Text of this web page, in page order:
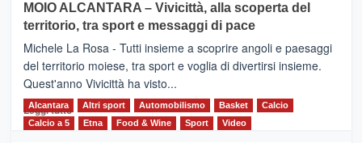
Torna
la
Supermaratona
dell’Etna
MOIO ALCANTARA – Vivicittà, alla scoperta del
territorio, tra sport e messaggi di pace
Michele La Rosa - Tutti insieme a scoprire angoli e paesaggi
del territorio moiese, tra sport e voglia di divertirsi insieme.
Quest'anno Vivicittà ha visto...
Leggi tutto Leggi
Alcantara Altri sport Automobilismo Basket
Calcio
Calcio a 5
Etna Food & Wine Sport Video